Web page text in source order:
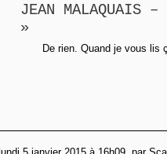
JEAN MALAQUAIS –
»
De rien. Quand je vous lis